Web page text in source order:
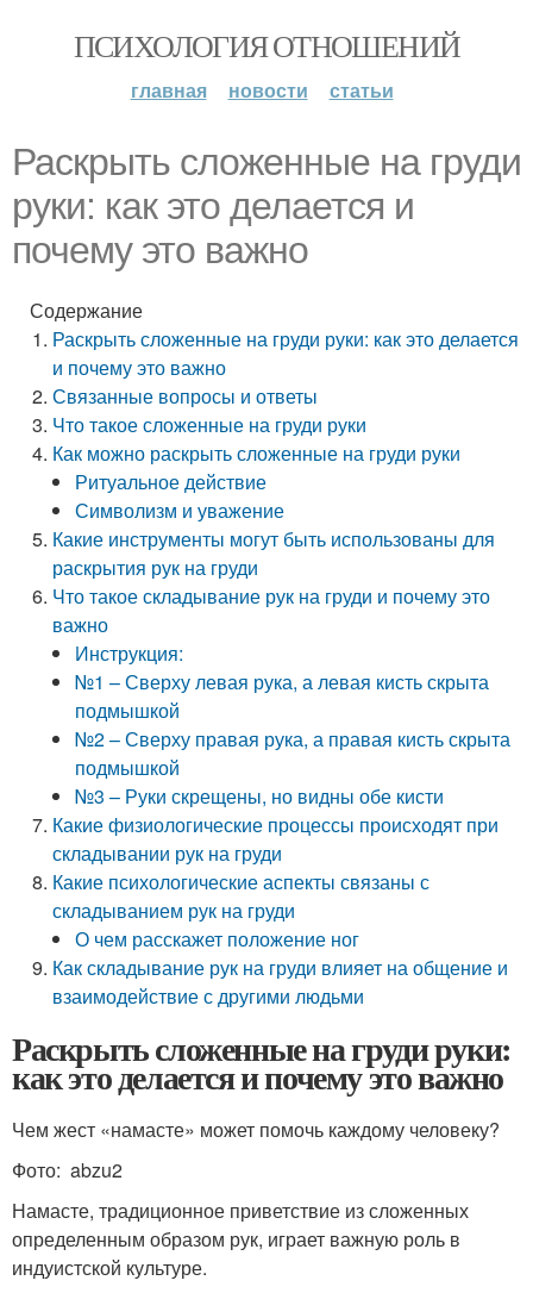
ПСИХОЛОГИЯ ОТНОШЕНИЙ
главная новости статьи
Раскрыть сложенные на груди
руки: как это делается и
почему это важно
Содержание
Раскрыть сложенные на груди руки: как это делается
и почему это важно
Связанные вопросы и ответы
Что такое сложенные на груди руки
Как можно раскрыть сложенные на груди руки
Ритуальное действие
Символизм и уважение
Какие инструменты могут быть использованы для
раскрытия рук на груди
Что такое складывание рук на груди и почему это
важно
Инструкция:
№1 – Сверху левая рука, а левая кисть скрыта
подмышкой
№2 – Сверху правая рука, а правая кисть скрыта
подмышкой
№3 – Руки скрещены, но видны обе кисти
Какие физиологические процессы происходят при
складывании рук на груди
Какие психологические аспекты связаны с
складыванием рук на груди
О чем расскажет положение ног
Как складывание рук на груди влияет на общение и
взаимодействие с другими людьми
Раскрыть сложенные на груди руки:
как это делается и почему это важно
Чем жест «намасте» может помочь каждому человеку?
Фото: abzu2
Намасте, традиционное приветствие из сложенных
определенным образом рук, играет важную роль в
индуистской культуре.